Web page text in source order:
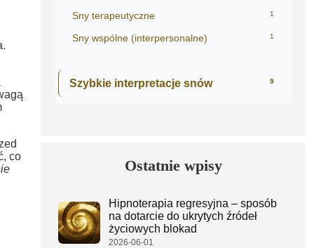
co
Sny terapeutyczne 1
Sny wspólne (interpersonalne) 1
Szybkie interpretacje snów 9
Ostatnie wpisy
Hipnoterapia regresyjna – sposób
na dotarcie do ukrytych źródeł
życiowych blokad
2026-06-01